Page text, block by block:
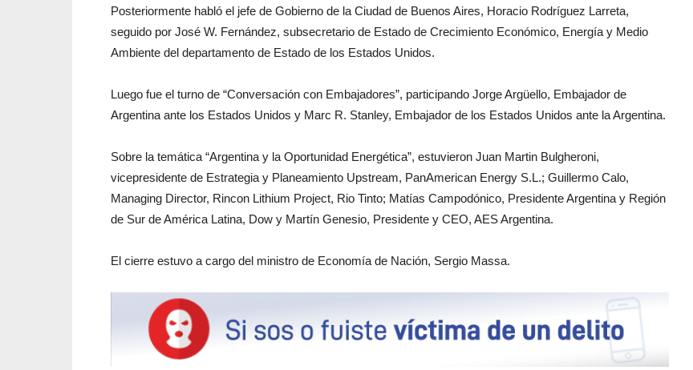
Posteriormente habló el jefe de Gobierno de la Ciudad de Buenos Aires, Horacio Rodríguez Larreta,
seguido por José W. Fernández, subsecretario de Estado de Crecimiento Económico, Energía y Medio
Ambiente del departamento de Estado de los Estados Unidos.
Luego fue el turno de “Conversación con Embajadores”, participando Jorge Argüello, Embajador de
Argentina ante los Estados Unidos y Marc R. Stanley, Embajador de los Estados Unidos ante la Argentina.
Sobre la temática “Argentina y la Oportunidad Energética”, estuvieron Juan Martin Bulgheroni,
vicepresidente de Estrategia y Planeamiento Upstream, PanAmerican Energy S.L.; Guillermo Calo,
Managing Director, Rincon Lithium Project, Rio Tinto; Matías Campodónico, Presidente Argentina y Región
de Sur de América Latina, Dow y Martín Genesio, Presidente y CEO, AES Argentina.
El cierre estuvo a cargo del ministro de Economía de Nación, Sergio Massa.